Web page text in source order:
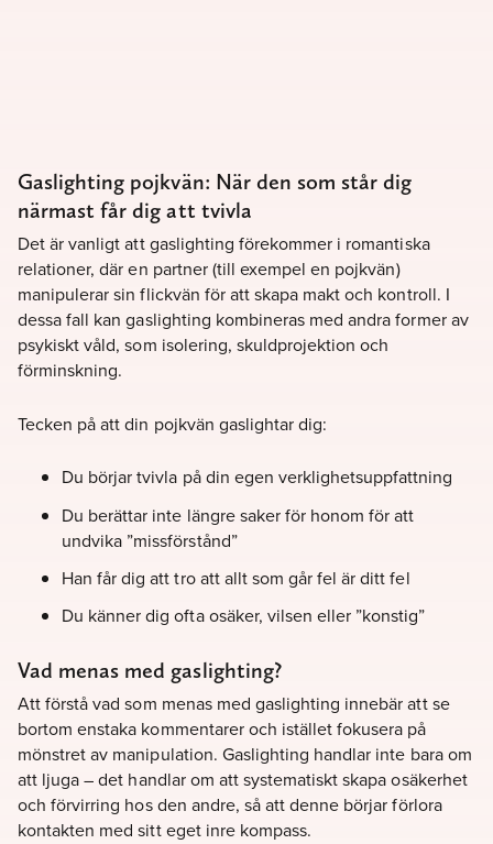
Gaslighting pojkvän: När den som står dig
närmast får dig att tvivla
Det är vanligt att gaslighting förekommer i romantiska
relationer, där en partner (till exempel en pojkvän)
manipulerar sin flickvän för att skapa makt och kontroll. I
dessa fall kan gaslighting kombineras med andra former av
psykiskt våld, som isolering, skuldprojektion och
förminskning.
Tecken på att din pojkvän gaslightar dig:
Du börjar tvivla på din egen verklighetsuppfattning
Du berättar inte längre saker för honom för att
undvika ”missförstånd”
Han får dig att tro att allt som går fel är ditt fel
Du känner dig ofta osäker, vilsen eller ”konstig”
Vad menas med gaslighting?
Att förstå vad som menas med gaslighting innebär att se
bortom enstaka kommentarer och istället fokusera på
mönstret av manipulation. Gaslighting handlar inte bara om
att ljuga – det handlar om att systematiskt skapa osäkerhet
och förvirring hos den andre, så att denne börjar förlora
kontakten med sitt eget inre kompass.